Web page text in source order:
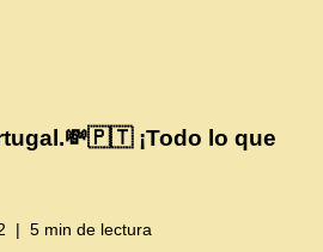
¡Todo lo que
5 min de lectura